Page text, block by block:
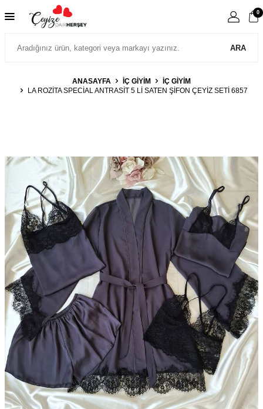
ARA
0
ANASAYFA İÇ GIYIM
İÇ GIYIM
LA ROZITA SPECIAL ANTRASIT 5 LI SATEN ŞIFON ÇEYIZ SETI 6857